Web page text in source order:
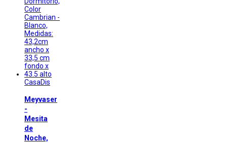
CasaDis
Meyvaser
-
Mesita
de
Noche,